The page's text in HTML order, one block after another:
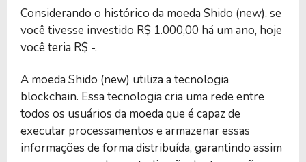
Considerando o histórico da moeda Shido (new), se
você tivesse investido R$ 1.000,00 há um ano, hoje
você teria R$ -.
A moeda Shido (new) utiliza a tecnologia
blockchain. Essa tecnologia cria uma rede entre
todos os usuários da moeda que é capaz de
executar processamentos e armazenar essas
informações de forma distribuída, garantindo assim